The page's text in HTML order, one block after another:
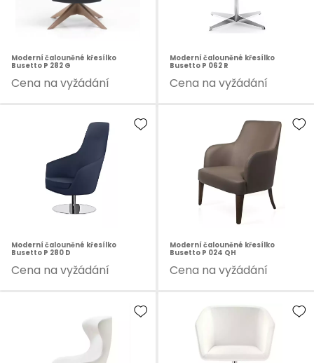
Moderní čalouněné křesílko
Busetto P 282 G
Cena na vyžádání
Moderní čalouněné křesílko
Busetto P 062 R
Cena na vyžádání
Moderní čalouněné křesílko
Busetto P 280 D
Cena na vyžádání
Moderní čalouněné křesílko
Busetto P 024 QH
Cena na vyžádání